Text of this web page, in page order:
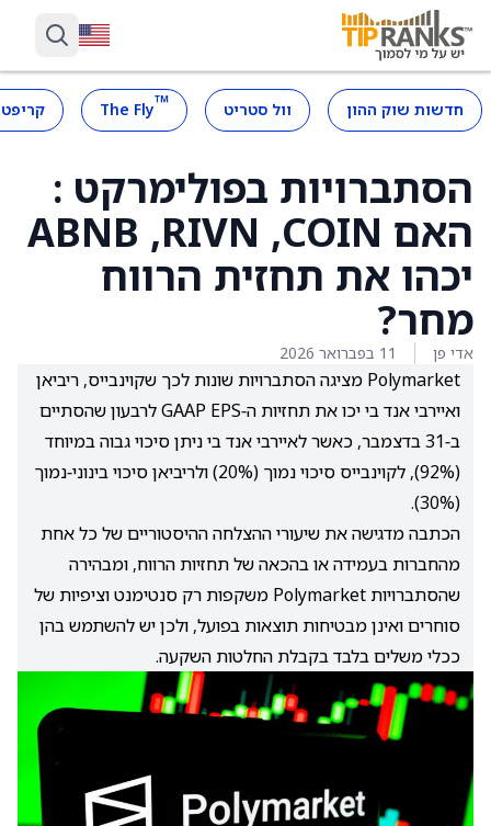
חדשות שוק ההון וול סטריט ™
The Fly
הסתברויות בפולימרקט :
האם COIN,‏ RIVN,‏ ABNB
יכהו את תחזית הרווח
מחר?
אדי פן 11 בפברואר 2026
Polymarket מציגה הסתברויות שונות לכך שקוינבייס, ריביאן
ואיירבי אנד בי יכו את תחזיות ה‑GAAP EPS לרבעון שהסתיים
ב‑31 בדצמבר, כאשר לאיירבי אנד בי ניתן סיכוי גבוה במיוחד
(92%), לקוינבייס סיכוי נמוך (20%) ולריביאן סיכוי בינוני‑נמוך
(30%).
הכתבה מדגישה את שיעורי ההצלחה ההיסטוריים של כל אחת
מהחברות בעמידה או בהכאה של תחזיות הרווח, ומבהירה
שהסתברויות Polymarket משקפות רק סנטימנט וציפיות של
סוחרים ואינן מבטיחות תוצאות בפועל, ולכן יש להשתמש בהן
ככלי משלים בלבד בקבלת החלטות השקעה.